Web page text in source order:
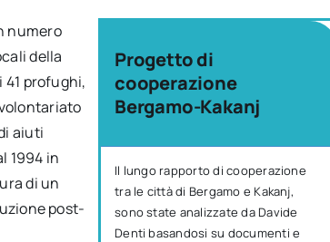
Progetto di
cooperazione
Bergamo-Kakanj
Il lungo rapporto di cooperazione
tra le città di Bergamo e Kakanj,
sono state analizzate da Davide
Denti basandosi su documenti e
numero
della
profughi,
aiuti
1994 in
di un
post-